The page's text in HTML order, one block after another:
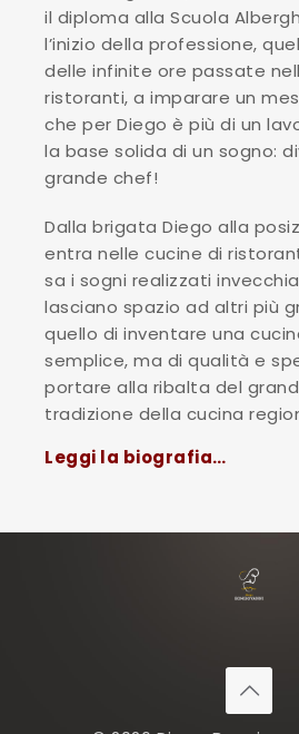
il diploma alla Scuola
l’inizio della professione,
delle infinite ore passate
ristoranti, a imparare un
che per Diego è più di un
la base solida di un sogno:
grande chef!
Dalla brigata Diego alla
entra nelle cucine di
sa i sogni realizzati
lasciano spazio ad altri più
quello di inventare una
semplice, ma di qualità e
portare alla ribalta del
tradizione della cucina
Leggi la biografia…